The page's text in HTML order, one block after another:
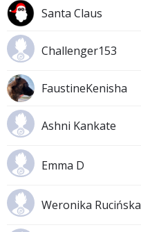
Santa Claus
Challenger153
FaustineKenisha
Ashni Kankate
Emma D
Weronika Rucińska